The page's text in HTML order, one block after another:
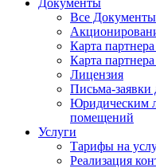
Все Документы
Карта
Карта
Лицензия
Письма-заявки
Юридическим
помещений
Услуги
Тарифы на
Реализация